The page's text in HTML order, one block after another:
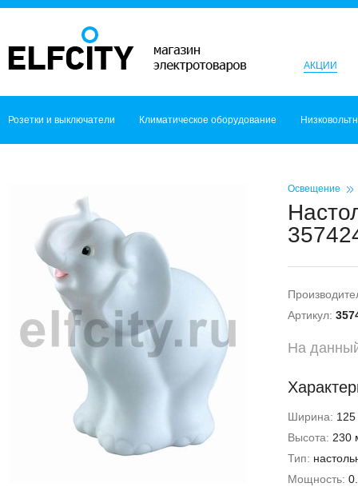
АКЦИИ
Розетки и выключатели Климатическое оборудование
Освещение
Артикул:
На
Ширина:
Высота: 230
Тип:
Мощность: